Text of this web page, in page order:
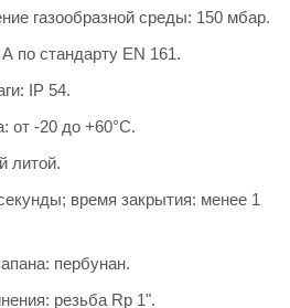
газообразной среды: 150 мбар.
по стандарту EN 161.
IP 54.
от -20 до +60°C.
литой.
время закрытия: менее 1
пербунан.
резьба Rp 1".